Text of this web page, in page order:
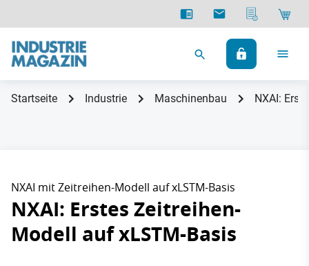
Startseite Industrie Maschinenbau NXAI:
NXAI mit Zeitreihen-Modell auf xLSTM-Basis
NXAI: Erstes Zeitreihen-
Modell auf xLSTM-Basis